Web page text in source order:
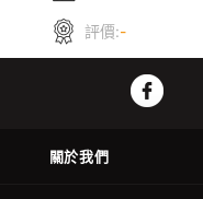
評價:-
關於我們